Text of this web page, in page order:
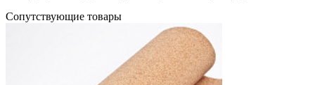
Cопутствующие товары